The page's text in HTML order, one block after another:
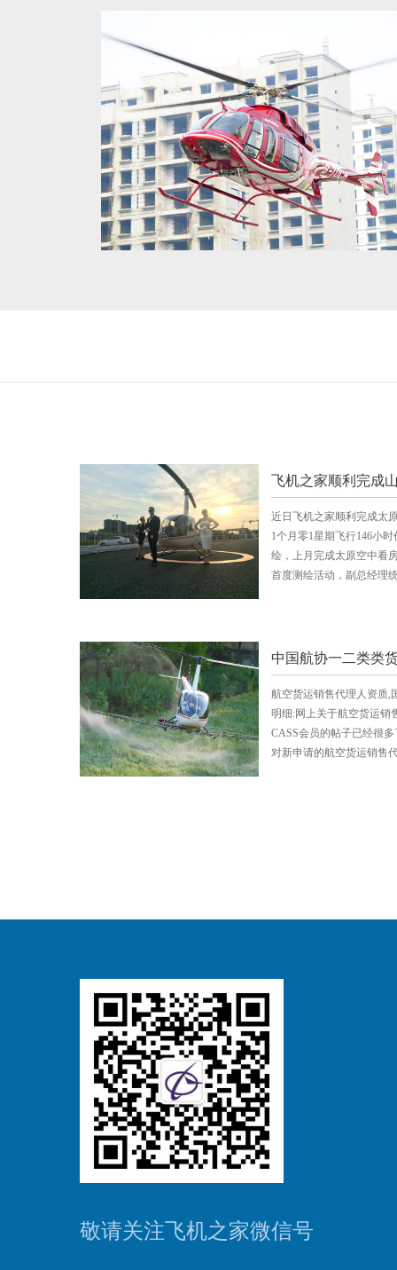
近日飞机之家顺利完成太
1个月零1星期飞行146小
绘，上月完成太原空中看
首度测绘活动，副总经理
航空货运销售代理人资质,
明细:网上关于航空货运销
CASS会员的帖子已经很
对新申请的航空货运销
敬请关注飞机之家微信号